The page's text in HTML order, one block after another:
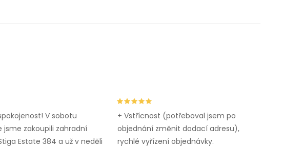
V sobotu
jsme zakoupili zahradní
Estate 384 a už v neděli
+ Vstřícnost (potřeboval jsem po
objednání změnit dodací adresu),
rychlé vyřízení objednávky.